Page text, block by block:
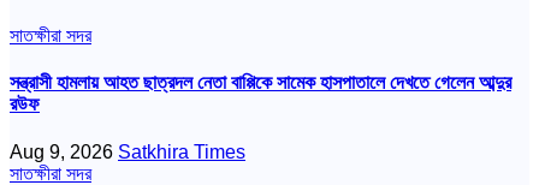
সাতক্ষীরা সদর
সন্ত্রাসী হামলায় আহত ছাত্রদল নেতা বাপ্পিকে সামেক হাসপাতালে দেখতে গেলেন আব্দুর
রউফ
Aug 9, 2026 Satkhira Times
সাতক্ষীরা সদর